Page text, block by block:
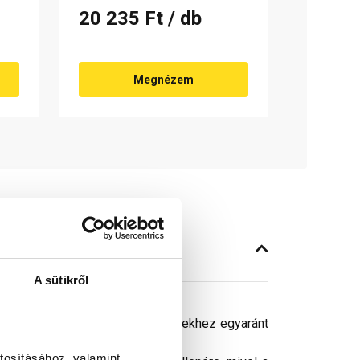
A sütikről
20 235 Ft / db
Megnézem
beton és kerámia cserepekhez egyaránt